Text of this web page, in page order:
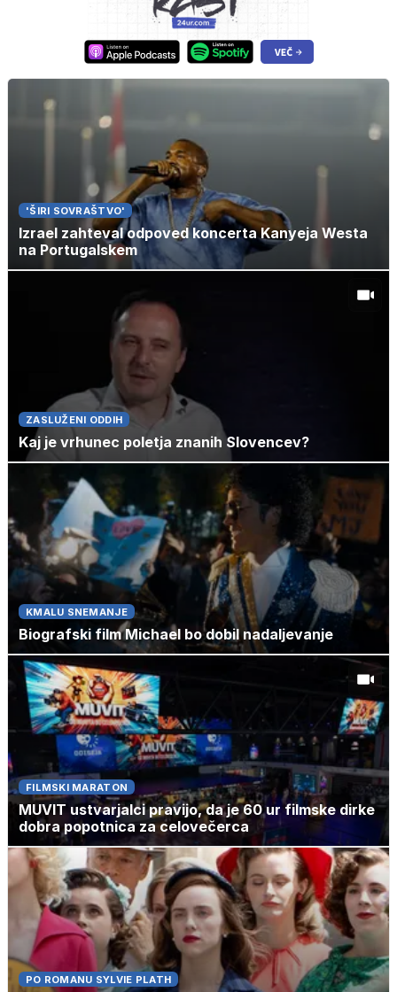
'ŠIRI SOVRAŠTVO'
Izrael zahteval odpoved koncerta Kanyeja Westa
na Portugalskem
ZASLUŽENI ODDIH
Kaj je vrhunec poletja znanih Slovencev?
KMALU SNEMANJE
Biografski film Michael bo dobil nadaljevanje
FILMSKI MARATON
MUVIT ustvarjalci pravijo, da je 60 ur filmske dirke
dobra popotnica za celovečerca
PO ROMANU SYLVIE PLATH